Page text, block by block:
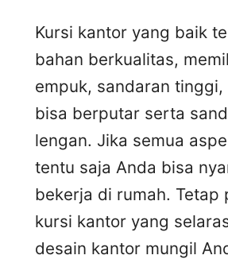
Kursi kantor yang baik
bahan berkualitas,
empuk, sandaran tinggi,
bisa berputar serta
lengan. Jika semua
tentu saja Anda bisa
bekerja di rumah. Tetap
kursi kantor yang
desain kantor mungil